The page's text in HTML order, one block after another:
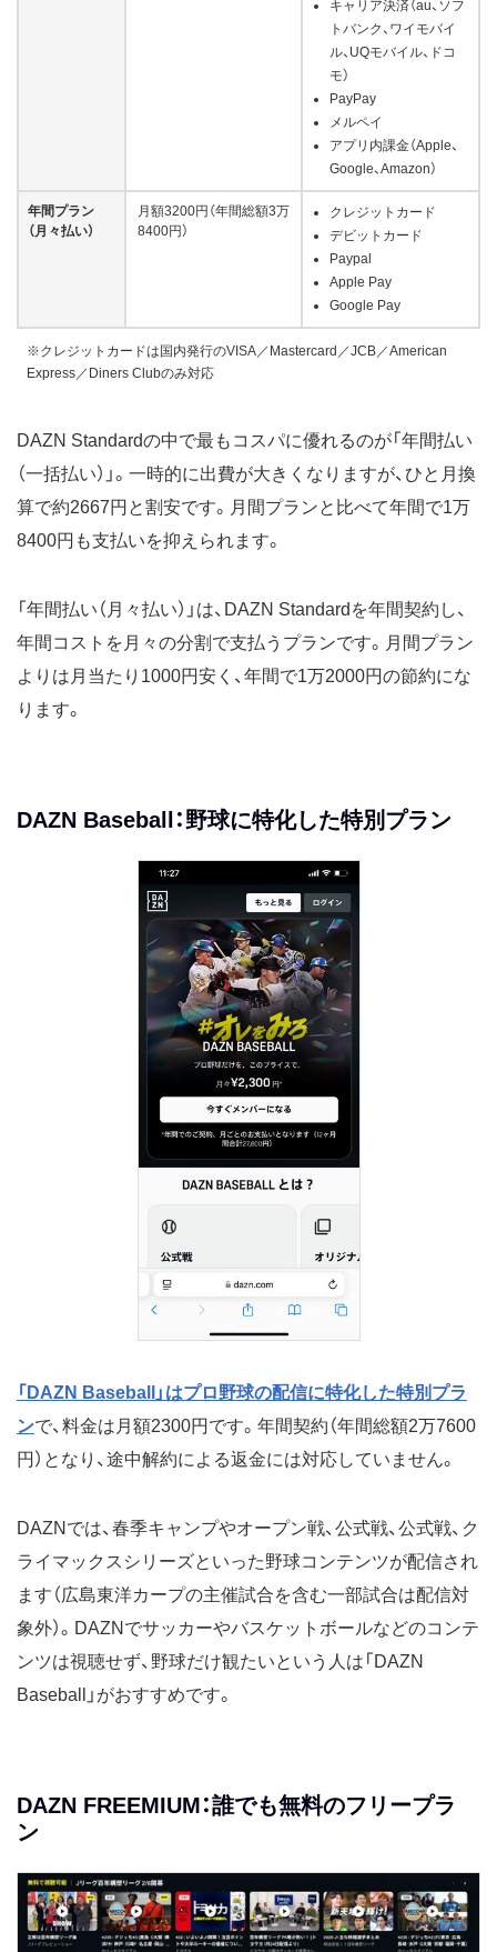
キャリア決済（au、ソフ
トバンク、ワイモバイ
ル、UQモバイル、ドコ
モ）
PayPay
メルペイ
アプリ内課金​（Apple、
Google、Amazon）
年間​プラン
（月々払い）​
月額3200円（年間総額3万
8400円）
クレジットカード
デビットカード
Paypal
Apple Pay
Google Pay
※クレジットカードは国内発行のVISA／Mastercard／JCB／American
Express／Diners Clubのみ対応
DAZN Standardの中で最もコスパに優れるのが「年間払い
（一括払い）」。一時的に出費が大きくなりますが、ひと月換
算で約2667円と割安です。月間プランと比べて年間で1万
8400円も支払いを抑えられます。
「年間払い（月々払い）」は、DAZN Standardを年間契約し、
年間コストを月々の分割で支払うプランです。月間プラン
よりは月当たり1000円安く、年間で1万2000円の節約にな
ります。
DAZN Baseball：野球に特化した特別プラン
「DAZN Baseball」はプロ野球の配信に特化した特別プラ
ンで、料金は月額2300円です。年間契約（年間総額2万7600
円）となり、途中解約による返金には対応していません。
DAZNでは、春季キャンプやオープン戦、公式戦、公式戦、ク
ライマックスシリーズといった野球コンテンツが配信され
ます（広島東洋カープの主催試合を含む一部試合は配信対
象外）。DAZNでサッカーやバスケットボールなどのコンテ
ンツは視聴せず、野球だけ観たいという人は「DAZN
Baseball」がおすすめです。
DAZN FREEMIUM：誰でも無料のフリープラ
ン